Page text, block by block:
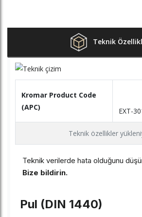
Teknik
Kromar Product Code
(APC)
EXT-
Teknik özellikler
Teknik verilerde hata olduğunu
Bize bildirin.
Pul (DIN 1440)